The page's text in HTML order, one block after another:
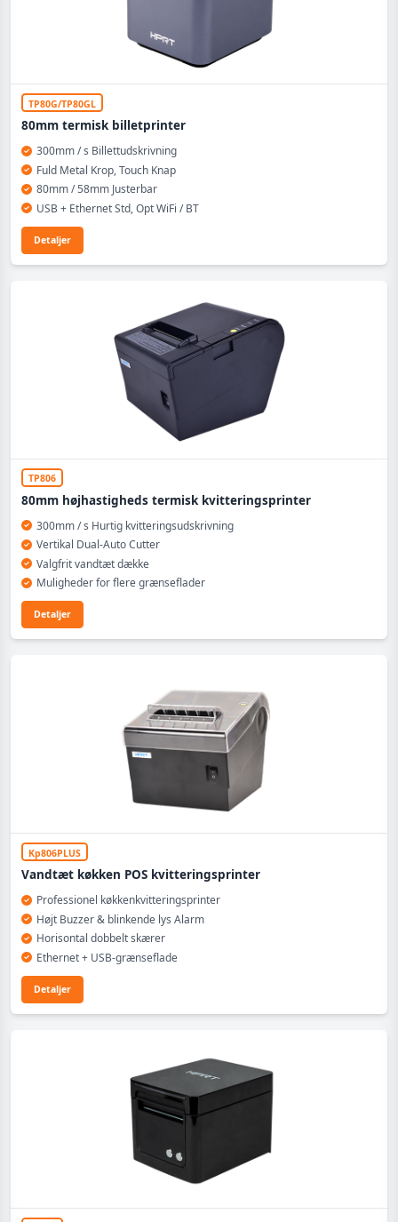
TP80G/TP80GL
80mm termisk billetprinter
300mm / s Billettudskrivning
Fuld Metal Krop, Touch Knap
80mm / 58mm Justerbar
USB + Ethernet Std, Opt WiFi / BT
Detaljer
TP806
80mm højhastigheds termisk kvitteringsprinter
300mm / s Hurtig kvitteringsudskrivning
Vertikal Dual-Auto Cutter
Valgfrit vandtæt dække
Muligheder for flere grænseflader
Detaljer
Kp806PLUS
Vandtæt køkken POS kvitteringsprinter
Professionel køkkenkvitteringsprinter
Højt Buzzer & blinkende lys Alarm
Horisontal dobbelt skærer
Ethernet + USB-grænseflade
Detaljer